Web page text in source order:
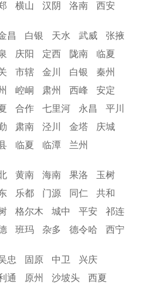
横山 汉阴 洛南 西安
昌 白银 天水 武威
张掖
庆阳 定西 陇南
临夏
市辖 金川 白银
秦州
崆峒 肃州 西峰
安定
合作 七里河 永昌
平川
肃南 泾川 金塔
庆城
临夏 临潭 兰州
黄南 海南 果洛
玉树
乐都 门源 同仁
共和
格尔木 城中 平安
祁连
班玛 杂多 德令哈 西宁
忠 固原 中卫
兴庆
通 原州 沙坡头 西夏